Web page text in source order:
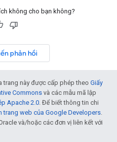
không cho bạn không?
phản hồi
trang này được cấp phép theo Giấy
Commons và các mẫu mã lập
Apache 2.0. Để biết thông tin chi
trang web của Google Developers.
và/hoặc các đơn vị liên kết với